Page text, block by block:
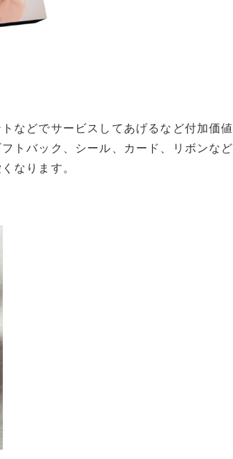
などでサービスしてあげるなど付加価値
トバック、シール、カード、リボンなど
なります。